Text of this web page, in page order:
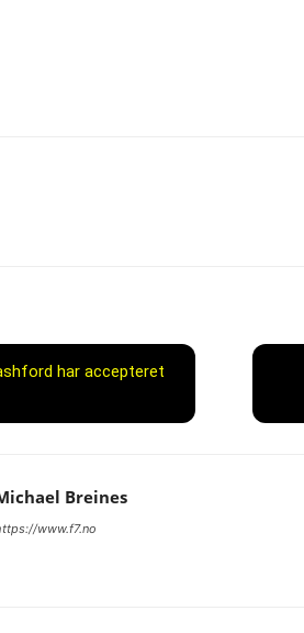
har accepteret
Breines
www.f7.no